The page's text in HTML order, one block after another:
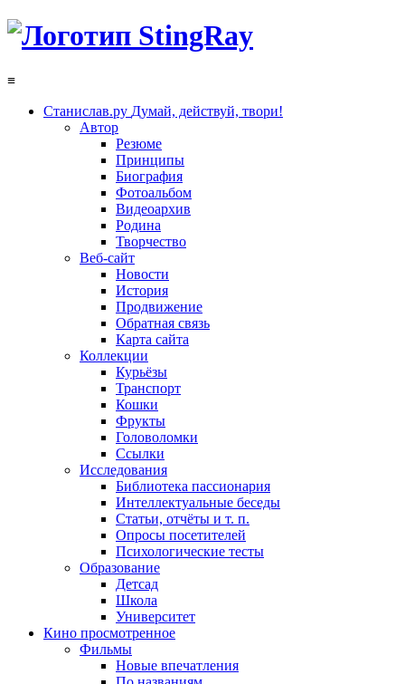
≡
Станислав.ру Думай, действуй, твори!
Автор
Резюме
Принципы
Биография
Фотоальбом
Видеоархив
Родина
Творчество
Веб-сайт
Новости
История
Продвижение
Обратная связь
Карта сайта
Коллекции
Курьёзы
Транспорт
Кошки
Фрукты
Головоломки
Ссылки
Исследования
Библиотека пассионария
Интеллектуальные беседы
Статьи, отчёты и т. п.
Опросы посетителей
Психологические тесты
Образование
Детсад
Школа
Университет
Кино просмотренное
Фильмы
Новые впечатления